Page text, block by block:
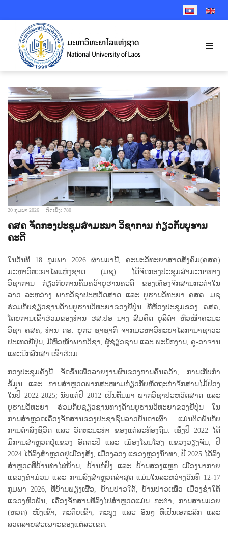
SELECT YOUR
20 ກຸມພາ 2026 ກົດເບິ່ງ: 780
ຄສຄ ຈັດກອງປະຊຸມສຳມະນາ ວິຊາການ ກ່ຽວກັບບູຮານ
ຄະດີ
ໃນວັນທີ 18 ກຸມພາ 2026 ຜ່ານມານີ້, ຄະນະວິທະຍາສາດສັງຄົມ(ຄສຄ)
ມະຫາວິທະຍາໄລແຫ່ງຊາດ (ມຊ) ໄດ້ຈັດກອງປະຊຸມສໍາມະນາທາງ
ວິຊາການ ກ່ຽວກັບການຄົ້ນຄວ້າບູຮານຄະດີ ຂອງເຄື່ອງຈັກສານກະຕ່າໃນ
ລາວ ລະຫວ່າງ ພາກວິຊາປະຫວັດສາດ ແລະ ບູຮານວິທະຍາ ຄສຄ. ມຊ
ຮ່ວມກັບຊ່ຽວຊານດ້ານບູຮານວິທະຍາຂອງຍີ່ປຸ່ນ ທີ່ຫ້ອງປະຊຸມຂອງ ຄສຄ,
ໂດຍການເຂົ້າຮ່ວມຂອງທ່ານ ຮສ.ປອ ນາງ ສົມຄິດ ບູລິດຳ ຫົວໜ້າຄະນະ
ວິຊາ ຄສຄ, ທ່ານ ດຣ. ຍູກະ ຊາຊາກິ ຈາກມະຫາວິທະຍາໄລການາຊາວະ
ປະເທດຍີ່ປຸ່ນ, ມີຫົວໜ້າພາກວິຊາ, ຜູ້ຊ່ຽວຊານ ແລະ ພະນັກງານ, ຄູ-ອາຈານ
ແລະນັກສຶກສາ ເຂົ້າຮ່ວມ.
ກອງປະຊຸມຄັ້ງນີ້ ຈັດຂຶ້ນເພື່ອລາຍງານຜົນຂອງການຄົ້ນຄວ້າ, ການເກັບກຳ
ຂໍ້ມູນ ແລະ ການສຳຫຼວດພາກສະໜາມກ່ຽວກັບຫັດຖະກຳຈັກສານໄມ້ປ່ອງ
ໃນປີ 2022-2025; ນັບແຕ່ປີ 2012 ເປັນຕົ້ນມາ ພາກວິຊາປະຫວັດສາດ ແລະ
ບູຮານວິທະຍາ ຮ່ວມກັບຊ່ຽວຊານທາງດ້ານບູຮານວິທະຍາຂອງຍີ່ປຸ່ນ ໃນ
ການສຳຫຼວດເຄື່ອງຈັກສານຂອງປະຊາຊົນລາວບັນດາເຜົ່າ ແມ່ນຕິດພັນກັບ
ການດຳລົງຊີວິດ ແລະ ວັດທະນະທຳ ຂອງແຕ່ລະທ້ອງຖິ່ນ. ເຊິ່ງປີ 2022 ໄດ້
ມີການສຳຫຼວດຢູ່ແຂວງ ອັດຕະປື ແລະ ເມືອງໂພນໂຮງ ແຂວງວຽງຈັນ, ປີ
2024 ໄດ້ລົງສຳຫຼວດຢູ່ເມືອງສິງ, ເມືອງລອງ ແຂວງຫຼວງນໍ້າທາ, ປີ 2025 ໄດ້ລົງ
ສຳຫຼວດທີ່ບ້ານທ່າໄຜ່ບ້ານ, ບ້ານກໍປົງ ແລະ ບ້ານສອງແຫຼກ ເມືອງນາກາຍ
ແຂວງຄຳມ່ວນ ແລະ ການລົງສຳຫຼວດລ່າສຸດ ແມ່ນໃນລະຫວ່າງວັນທີ 12-17
ກຸມພາ 2026, ທີ່ບ້ານພຽງເຜື້ອ, ບ້ານປາວໃຕ້, ບ້ານປາວເໜືອ ເມືອງຊໍາໃຕ້
ແຂວງຫົວພັນ, ເຄື່ອງຈັກສານທີ່ລົງໄປສຳຫຼວດແມ່ນ ກະຕ່າ, ການສານມວຍ
(ຫວດ) ໜຶ້ງເຂົ້າ, ກະຕິບເຂົ້າ, ກະບູງ ແລະ ອື່ນໆ ທີ່ເປັນເອກະລັກ ແລະ
ລວດລາຍສະເພາະຂອງແຕ່ລະເຂດ.